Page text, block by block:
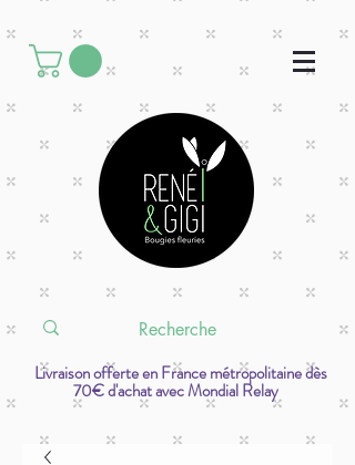
Livraison offerte en France métropolitaine dès
70€ d'achat avec Mondial Relay